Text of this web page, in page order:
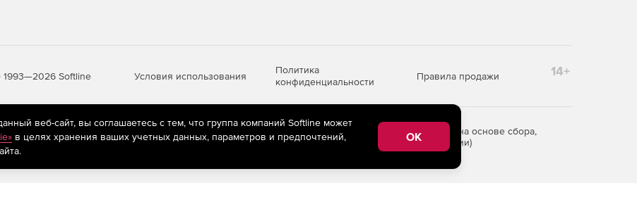
Softline Условия использования
Политика
конфиденциальности
Правила продажи 14+
рекомендательные технологии
(информационные технологии предоставления информации на основе сбора,
пользователей сети «Интернет», находящихся на территории Российской Федерации)
веб-сайт, вы соглашаетесь с тем, что группа компаний Softline может
в целях хранения ваших учетных данных, параметров и предпочтений,
OK